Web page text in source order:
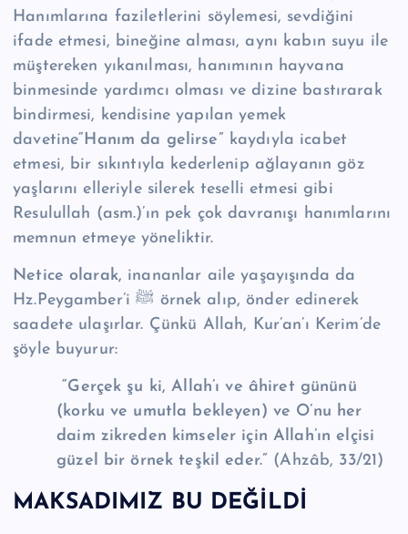
Hanımlarına faziletlerini söylemesi, sevdiğini
ifade etmesi, bineğine alması, aynı kabın suyu ile
müştereken yıkanılması, hanımının hayvana
binmesinde yardımcı olması ve dizine bastırarak
bindirmesi, kendisine yapılan yemek
davetine“Hanım da gelirse” kaydıyla icabet
etmesi, bir sıkıntıyla kederlenip ağlayanın göz
yaşlarını elleriyle silerek teselli etmesi gibi
Resulullah (asm.)’ın pek çok davranışı hanımlarını
memnun etmeye yöneliktir.
Netice olarak, inananlar aile yaşayışında da
Hz.Peygamber’i ﷺ örnek alıp, önder edinerek
saadete ulaşırlar. Çünkü Allah, Kur’an’ı Kerim’de
şöyle buyurur:
“Gerçek şu ki, Allah’ı ve âhiret gününü
(korku ve umutla bekleyen) ve O’nu her
daim zikreden kimseler için Allah’ın elçisi
güzel bir örnek teşkil eder.” (Ahzâb, 33/21)
MAKSADIMIZ BU DEĞİLDİ